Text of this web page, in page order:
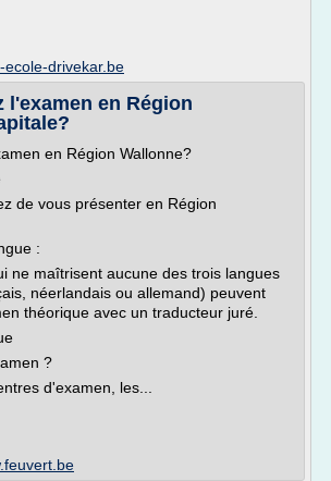
ecole-drivekar.be
l'examen en Région
en Région Wallonne?
de vous présenter en Région
:
ne maîtrisent aucune des trois langues
néerlandais ou allemand) peuvent
théorique avec un traducteur juré.
?
d'examen, les...